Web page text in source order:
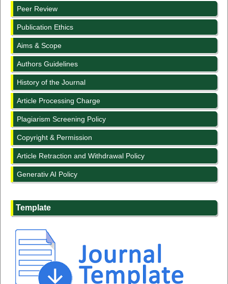
Peer Review
Publication Ethics
Aims & Scope
Authors Guidelines
History of the Journal
Article Processing Charge
Plagiarism Screening Policy
Copyright & Permission
Article Retraction and Withdrawal Policy
Generativ AI Policy
Template